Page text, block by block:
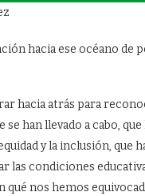
hacia ese océano
hacia atrás para
han llevado a cabo,
y la inclusión, que
las condiciones
qué nos hemos